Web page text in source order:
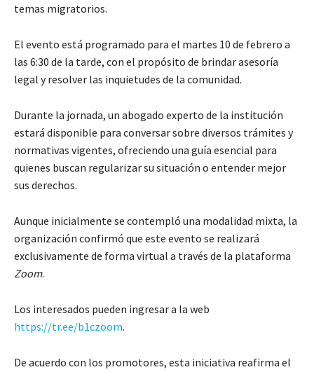
temas migratorios.
El evento está programado para el martes 10 de febrero a
las 6:30 de la tarde, con el propósito de brindar asesoría
legal y resolver las inquietudes de la comunidad.
Durante la jornada, un abogado experto de la institución
estará disponible para conversar sobre diversos trámites y
normativas vigentes, ofreciendo una guía esencial para
quienes buscan regularizar su situación o entender mejor
sus derechos.
Aunque inicialmente se contempló una modalidad mixta, la
organización confirmó que este evento se realizará
exclusivamente de forma virtual a través de la plataforma
Zoom.
Los interesados pueden ingresar a la web
https://tr.ee/b1czoom.
De acuerdo con los promotores, esta iniciativa reafirma el